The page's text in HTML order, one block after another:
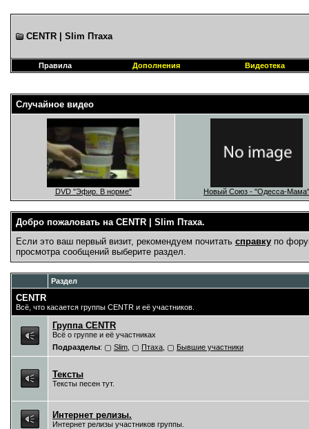
CENTR | Slim Птаха
Правила Дополнения Видеотека
Случайное видео
DVD "Эфир. В норме" Новый Союз - "Одесса-Мама"
Добро пожаловать на CENTR | Slim Птаха.
Если это ваш первый визит, рекомендуем почитать справку по
просмотра сообщений выберите раздел.
Раздел
CENTR
Всё, что касается группы CENTR и её участников.
Группа CENTR
Всё о группе и её участниках
Подразделы: Slim Птаха Бывшие участники
Тексты
Тексты песен тут.
Интернет релизы.
Интернет релизы участников группы.